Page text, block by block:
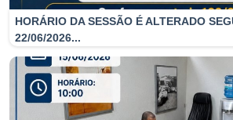
HORÁRIO DA SESSÃO É ALTERADO
22/06/2026...